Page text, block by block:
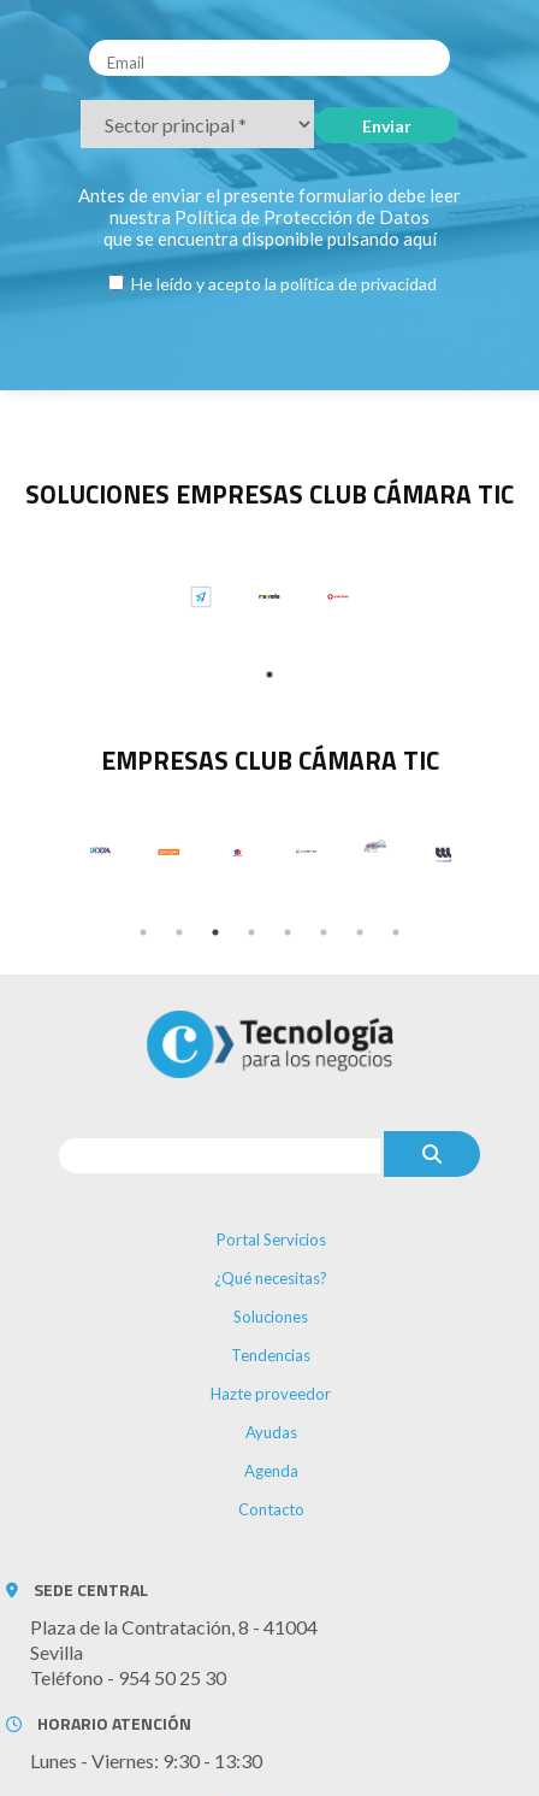
Antes de enviar el presente formulario debe leer
nuestra Política de Protección de Datos
que se encuentra disponible pulsandoaquí
He leído y acepto la política de privacidad
SOLUCIONES EMPRESAS CLUB CÁMARA TIC
EMPRESAS CLUB CÁMARA TIC
Portal Servicios
¿Qué necesitas?
Soluciones
Tendencias
Hazte proveedor
Ayudas
Agenda
Contacto
SEDE CENTRAL
Plaza de la Contratación, 8 - 41004
Sevilla
Teléfono - 954 50 25 30
HORARIO ATENCIÓN
Lunes - Viernes: 9:30 - 13:30